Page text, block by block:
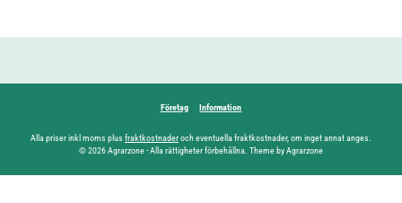
Företag Information
Alla priser inkl moms plus fraktkostnaderoch eventuella fraktkostnader, om inget annat anges.
© 2026 Agrarzone - Alla rättigheter förbehållna. Theme by Agrarzone